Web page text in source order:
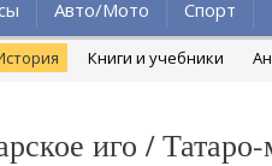
Авто/Мото Спорт
Книги и учебники
иго /